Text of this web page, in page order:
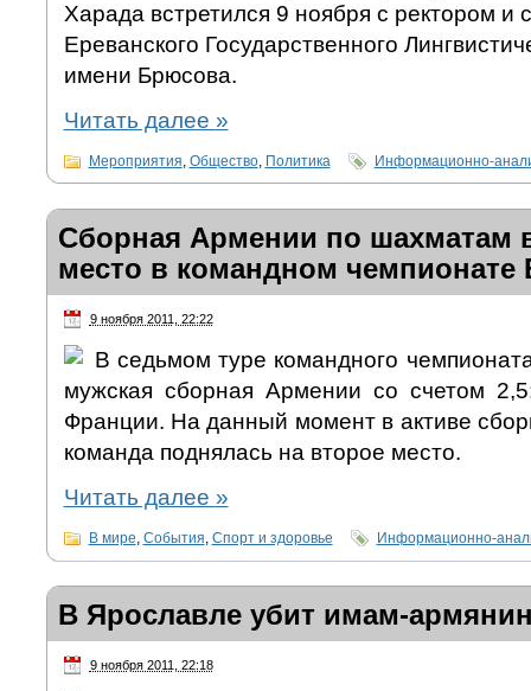
Харада встретился 9 ноября с ректором и
Ереванского Государственного
имени Брюсова.
Читать далее »
Мероприятия, Общество, Политика Информационно-
Сборная Армении по шахматам
место в командном
9 ноября 2011, 22:22
В седьмом туре командного
мужская сборная Армении со счетом
Франции. На данный момент в активе
команда поднялась на второе место.
Читать далее »
В мире, События, Спорт и здоровье Информационно-
В Ярославле убит имам-
9 ноября 2011, 22:18